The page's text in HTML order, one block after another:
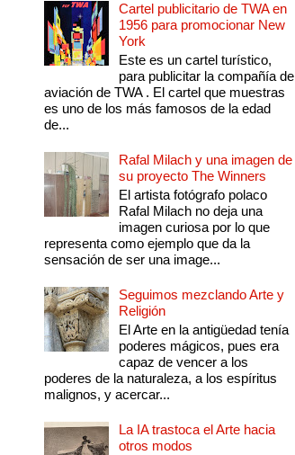
Cartel publicitario de TWA en
1956 para promocionar New
York
Este es un cartel turístico,
para publicitar la compañía de
aviación de TWA . El cartel que muestras
es uno de los más famosos de la edad
de...
Rafal Milach y una imagen de
su proyecto The Winners
El artista fotógrafo polaco
Rafal Milach no deja una
imagen curiosa por lo que
representa como ejemplo que da la
sensación de ser una image...
Seguimos mezclando Arte y
Religión
El Arte en la antigüedad tenía
poderes mágicos, pues era
capaz de vencer a los
poderes de la naturaleza, a los espíritus
malignos, y acercar...
La IA trastoca el Arte hacia
otros modos